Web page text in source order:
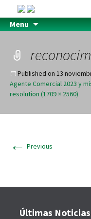
Menu
Published on 13
Agente Comercial 2023 y
resolution (1709 × 2560)
← Previous
Últimas Noticias